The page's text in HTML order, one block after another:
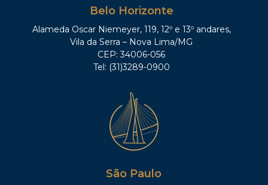
Belo Horizonte
Alameda Oscar Niemeyer, 119, 12º e 13º andares,
Vila da Serra – Nova Lima/MG
CEP: 34006-056
Tel: (31)3289-0900
São Paulo